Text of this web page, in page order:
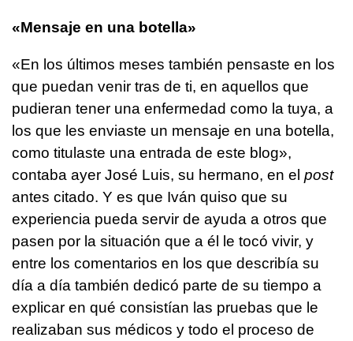
«Mensaje en una botella»
«En los últimos meses también pensaste en los
que puedan venir tras de ti, en aquellos que
pudieran tener una enfermedad como la tuya, a
los que les enviaste un mensaje en una botella,
como titulaste una entrada de este blog»,
contaba ayer José Luis, su hermano, en el post
antes citado. Y es que Iván quiso que su
experiencia pueda servir de ayuda a otros que
pasen por la situación que a él le tocó vivir, y
entre los comentarios en los que describía su
día a día también dedicó parte de su tiempo a
explicar en qué consistían las pruebas que le
realizaban sus médicos y todo el proceso de